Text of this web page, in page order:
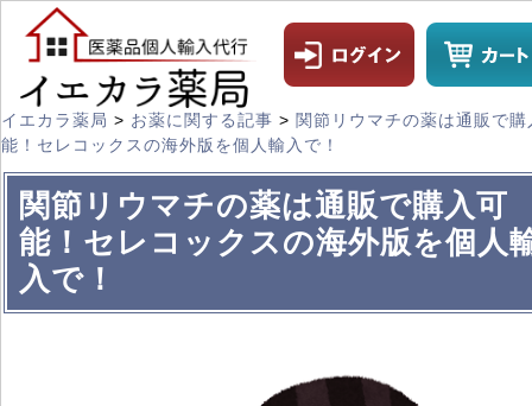
イエカラ薬局 > お薬に関する記事 > 関節リウマチの薬は通販で購
能！セレコックスの海外版を個人輸入で！
関節リウマチの薬は通販で購入可
能！セレコックスの海外版を個人
入で！